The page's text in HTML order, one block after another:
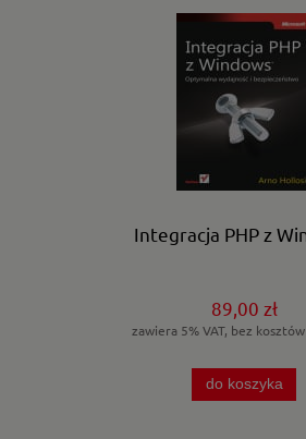
Integracja PHP z
89,00 zł
zawiera 5% VAT, bez
do koszyka